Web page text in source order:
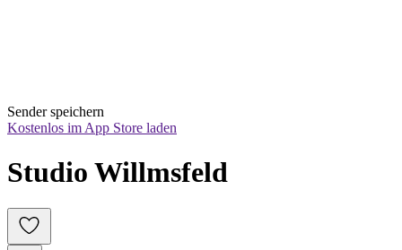
Sender speichern
Kostenlos im App Store laden
Studio Willmsfeld